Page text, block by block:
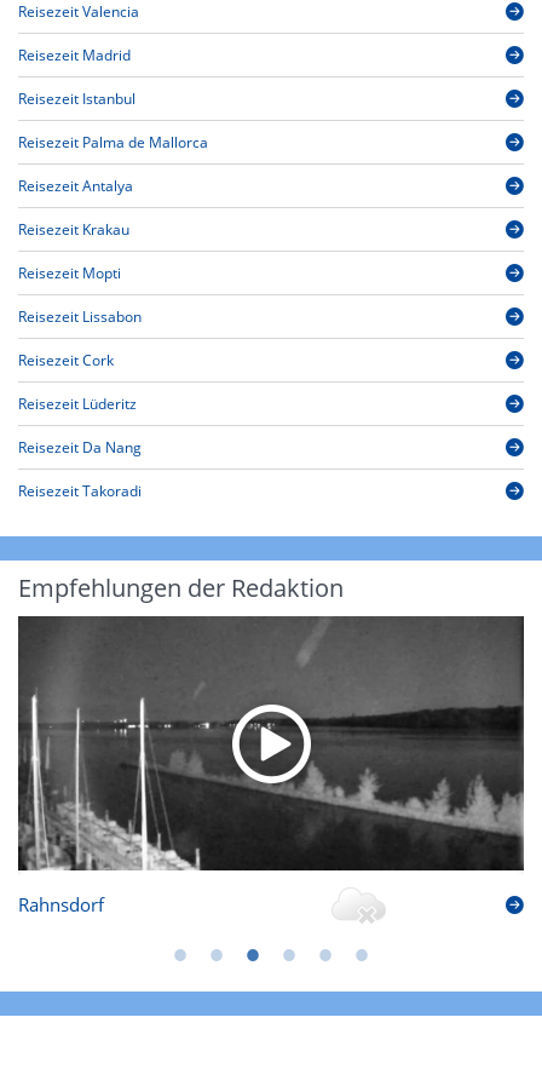
Reisezeit Valencia
Reisezeit Madrid
Reisezeit Istanbul
Reisezeit Palma de Mallorca
Reisezeit Antalya
Reisezeit Krakau
Reisezeit Mopti
Reisezeit Lissabon
Reisezeit Cork
Reisezeit Lüderitz
Reisezeit Da Nang
Reisezeit Takoradi
Empfehlungen der Redaktion
Rahnsdorf